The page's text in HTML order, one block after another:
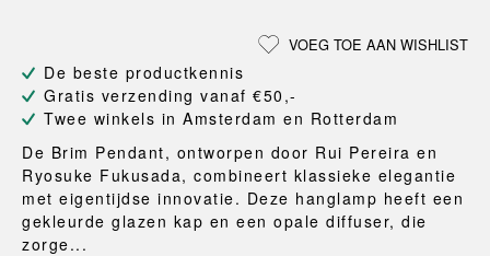
VOEG TOE AAN WISHLIST
De beste productkennis
Gratis verzending vanaf €50,-
Twee winkels in Amsterdam en Rotterdam
De Brim Pendant, ontworpen door Rui Pereira en
Ryosuke Fukusada, combineert klassieke elegantie
met eigentijdse innovatie. Deze hanglamp heeft een
gekleurde glazen kap en een opale diffuser, die
zorge...